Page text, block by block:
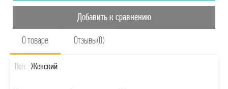
Добавить к сравнению
О товаре Отзывы(0)
Пол: Женский